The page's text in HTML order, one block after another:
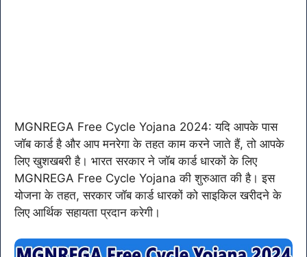
MGNREGA Free Cycle Yojana 2024: यदि आपके पास
जॉब कार्ड है और आप मनरेगा के तहत काम करने जाते हैं, तो आपके
लिए खुशखबरी है। भारत सरकार ने जॉब कार्ड धारकों के लिए
MGNREGA Free Cycle Yojana की शुरुआत की है। इस
योजना के तहत, सरकार जॉब कार्ड धारकों को साइकिल खरीदने के
लिए आर्थिक सहायता प्रदान करेगी।